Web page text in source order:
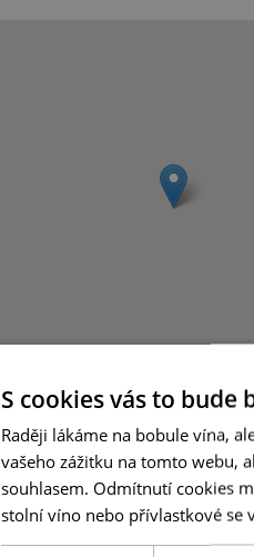
S cookies vás to bude
Raději lákáme na bobule vína,
vašeho zážitku na tomto webu,
souhlasem. Odmítnutí cookies
stolní víno nebo přívlastkové se